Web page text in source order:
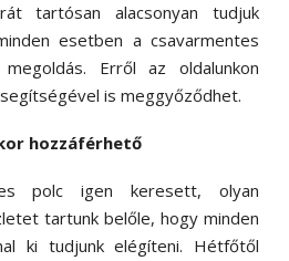
tartósan alacsonyan tudjuk
esetben a csavarmentes
Erről az oldalunkon
is meggyőződhet.
hozzáférhető
polc igen keresett, olyan
tartunk belőle, hogy minden
ki tudjunk elégíteni. Hétfőtől